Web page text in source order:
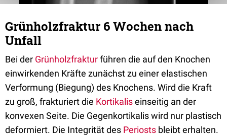
Grünholzfraktur 6 Wochen nach
Unfall
Bei der Grünholzfrakturführen die auf den Knochen
einwirkenden Kräfte zunächst zu einer elastischen
Verformung (Biegung) des Knochens. Wird die Kraft
zu groß, frakturiert die Kortikaliseinseitig an der
konvexen Seite. Die Gegenkortikalis wird nur plastisch
deformiert. Die Integrität des Periosts bleibt erhalten.